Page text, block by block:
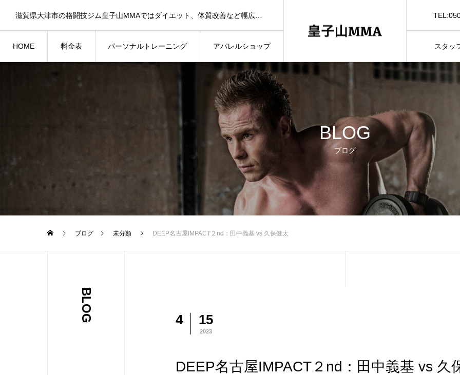
HOME 料金表 パーソナルトレーニング アパレルショップ スタッ
BLOG
ブログ
ブログ 未分類 DEEP名古屋IMPACT２nd：田中義基 vs 久保健太
BLOG 4 15
2023
DEEP名古屋IMPACT２nd：田中義基 vs 久